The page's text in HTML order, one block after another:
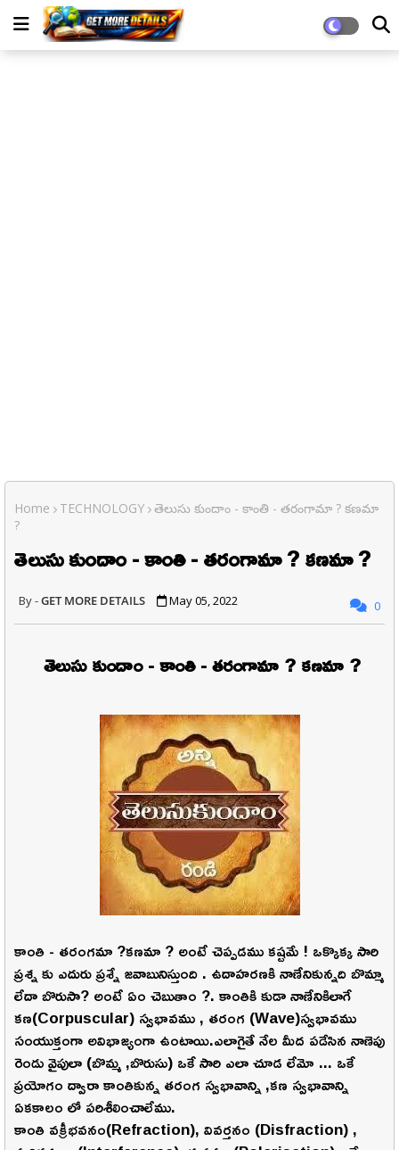
Home TECHNOLOGY తెలుసు కుందాం - కాంతి - తరంగామా ? కణమా
?
తెలుసు కుందాం - కాంతి - తరంగామా ? కణమా ?
GET MORE DETAILS May 05, 2022 0
తెలుసు కుందాం - కాంతి - తరంగామా ? కణమా ?
కాంతి - తరంగమా ?కణమా ? అంటే చెప్పడము కష్టమే ! ఒక్కొక్క సారి
ప్రశ్న కు ఎదురు ప్రశ్నే జవాబునిస్తుంది . ఉదాహరణకి నాణేనికున్నది బొమ్మా
లేదా బొరుసా? అంటే ఏం చెబుతాం ?. కాంతికి కుడా నాణేనికిలాగే
కణ(Corpuscular) స్వభావము , తరంగ (Wave)స్వభావము
సంయుక్తంగా అవిభాజ్యంగా ఉంటాయి.ఎలాగైతే నేల మీద పడేసిన నాణెపు
రెండు వైపులా (బొమ్మ ,బొరుసు) ఒకే సారి ఎలా చూడ లేమో ... ఒకే
ప్రయోగం ద్వారా కాంతికున్న తరంగ స్వభావాన్ని ,కణ స్వభావాన్ని
ఏకకాలం లో పరిశీలించాలేము.
కాంతి వక్రీభవనం(Refraction), వివర్తనం (Disfraction) ,